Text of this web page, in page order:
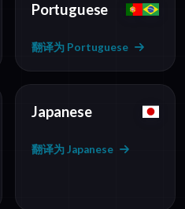
Portuguese
翻译为 Portuguese
Japanese
翻译为 Japanese